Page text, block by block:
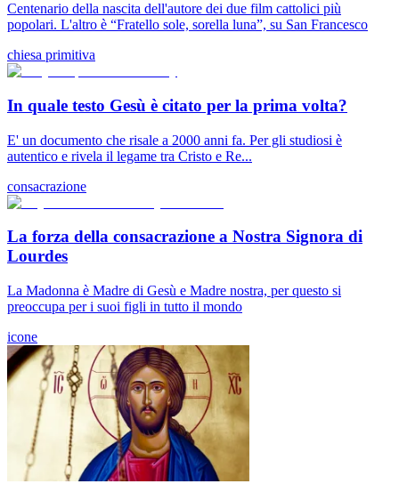
Centenario della nascita dell'autore dei due film cattolici più
popolari. L'altro è “Fratello sole, sorella luna”, su San Francesco
chiesa primitiva
In quale testo Gesù è citato per la prima volta?
E' un documento che risale a 2000 anni fa. Per gli studiosi è
autentico e rivela il legame tra Cristo e Re...
consacrazione
La forza della consacrazione a Nostra Signora di
Lourdes
La Madonna è Madre di Gesù e Madre nostra, per questo si
preoccupa per i suoi figli in tutto il mondo
icone